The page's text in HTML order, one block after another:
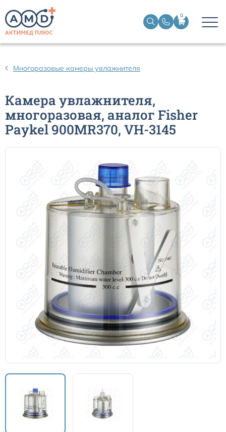
0
Многоразовые камеры увлажнителя
Камера увлажнителя,
многоразовая, аналог Fisher
Paykel 900MR370, VH-3145
Трахеостомические трубки
Наборы для чрескожной трахеостомии
Эндобронхиальные трубки
Эндотрахеальные трубки
Кислородные маски и канюли
Камеры увлажнителя
Центральный венозный катетер
Аксессуары к аппаратам ИВЛ и НДА
Закрытая аспирационная система
Мешок АМБУ